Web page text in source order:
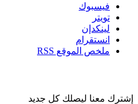
فيسبوك
تويتر
لينكدإن
انستقرام
ملخص الموقع RSS
إشترك معنا ليصلك كل جديد